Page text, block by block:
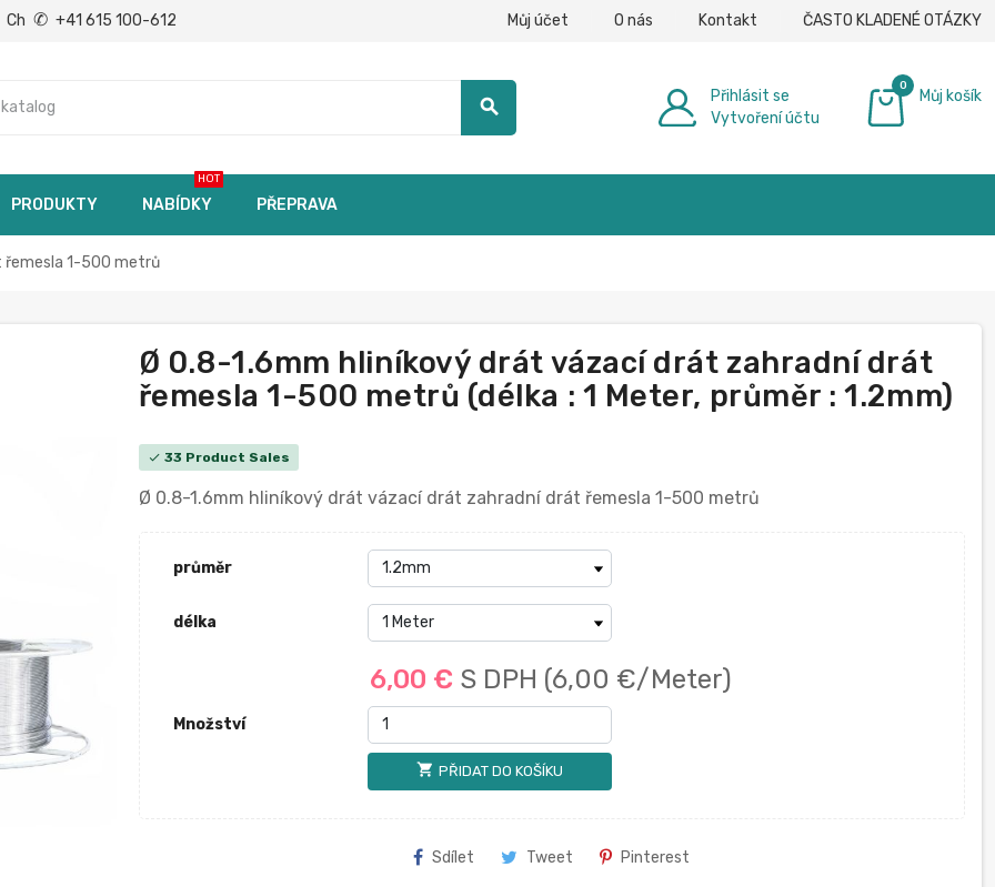
Ch ✆ +41 615 100-612 Můj účet O nás Kontakt ČASTO KLADENÉ OTÁZKY
search
Přihlásit se
Vytvoření účtu
0
Můj košík
PRODUKTY NABÍDKY
HOT
PŘEPRAVA
řemesla 1-500 metrů
Ø 0.8-1.6mm hliníkový drát vázací drát zahradní drát
řemesla 1-500 metrů (délka : 1 Meter, průměr : 1.2mm)
check 33 Product Sales
Ø 0.8-1.6mm hliníkový drát vázací drát zahradní drát řemesla 1-500 metrů
průměr
délka
6,00 € S DPH (6,00 €/Meter)
Množství
shopping_cart PŘIDAT DO KOŠÍKU
Sdílet Tweet Pinterest